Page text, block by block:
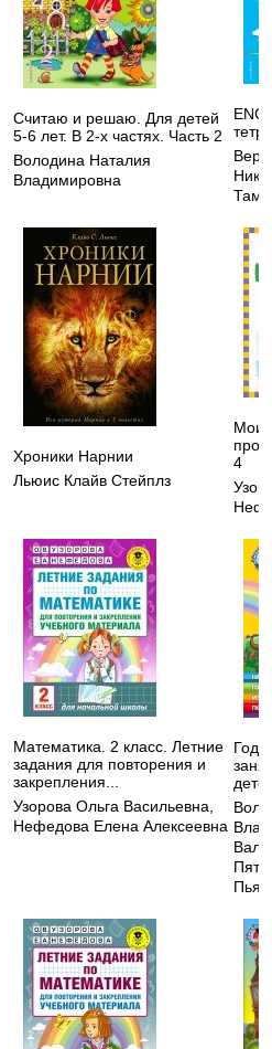
Считаю и решаю. Для детей
5-6 лет. В 2-х частях. Часть 2
Володина Наталия
Владимировна
Хроники Нарнии
Льюис Клайв Стейплз
Мои
4
Математика. 2 класс. Летние
задания для повторения и
закрепления...
Узорова Ольга Васильевна
Нефедова Елена Алексеевна